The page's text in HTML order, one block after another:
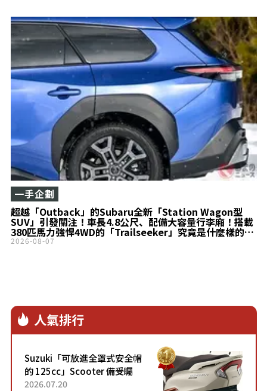
超越「Outback」的Subaru全新「Station Wagon型
SUV」引發關注！車長4.8公尺、配備大容量行李廂！搭載
380匹馬力強悍4WD的「Trailseeker」究竟是什麼樣的
車？
一手企劃
2026-08-07
人氣排行
Suzuki「可放進全罩式安全帽
的 125cc」Scooter 備受矚
目！採用全新流線設計與各項
2026.07.20